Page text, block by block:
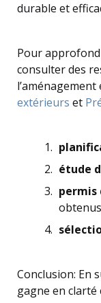
durable et
Pour
consulter des
extérieurs et
étude
permis
obtenus
Conclusion: En
gagne en